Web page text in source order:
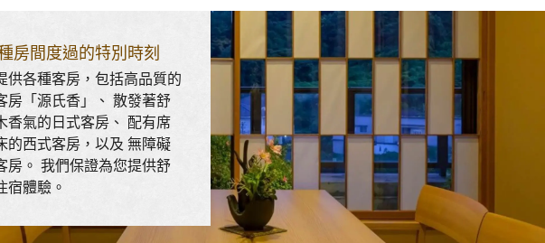
房間度過的特別時刻
供各種客房，包括高品質的
房「源氏香」、 散發著舒
香氣的日式客房、 配有席
的西式客房，以及 無障礙
房。 我們保證為您提供舒
宿體驗。